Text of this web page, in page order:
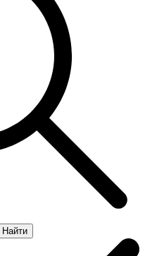
Найти